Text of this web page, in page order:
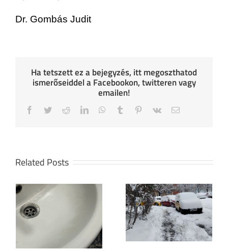
Dr. Gombás Judit
Ha tetszett ez a bejegyzés, itt megoszthatod
ismerőseiddel a Facebookon, twitteren vagy
emailen!
Facebook
TwitterRedditLinkedInWhatsApp
Tumblr Pinterest
Vk Email
Related Posts